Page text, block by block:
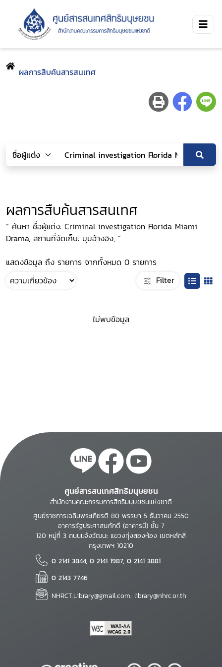
ผลการสืบค้นสารสนเทศ
ผลการสืบค้นสารสนเทศ
“ ค้นหา ชื่อผู้แต่ง: Criminal investigation Florida Miami
Drama, สถานที่จัดเก็บ: มุมอ้างอิง, ”
แสดงข้อมูล ถึง รายการ จากทั้งหมด 0 รายการ
Filter
ไม่พบข้อมูล
ศูนย์สารสนเทศสิทธิมนุษยชน
สำนักงานคณะกรรมการสิทธิมนุษยชนแห่งชาติ
ศูนย์ราชการเฉลิมพระเกียรติ 80 พรรษา 5 ธันวาคม 2550
อาคารรัฐประศาสนภักดี (อาคารบี) ชั้น 7
120 หมู่ที่ 3 ถนนแจ้งวัฒนะ แขวงทุ่งสองห้อง เขตหลักสี่
กรุงเทพฯ 10210
0 2141 3844, 0 2141 1987, 0 2141 3881
0 2143 7746
NHRCT.Library@gmail.com; library@nhrc.or.th